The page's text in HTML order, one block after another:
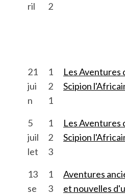
ril
2
21
jui
n
1
2
1
Les Aventures
Scipion
5
juil
let
1
2
3
Les Aventures
Scipion
13
se
1
3
Aventures
et nouvelles